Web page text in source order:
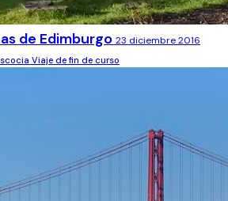
de Edimburgo 23 diciembre 2016
Viaje de fin de curso